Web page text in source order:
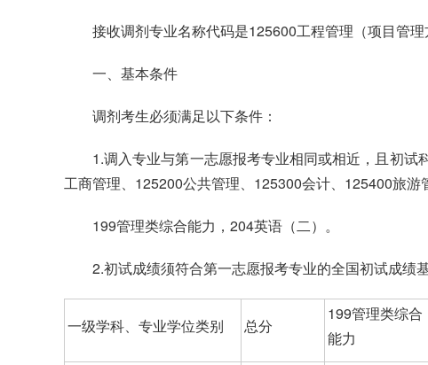
接收调剂专业名称代码是125600工程管理（项目管
一、基本条件
调剂考生必须满足以下条件：
1.调入专业与第一志愿报考专业相同或相近，且初
工商管理、125200公共管理、125300会计、125400旅
199管理类综合能力，204英语（二）。
2.初试成绩须符合第一志愿报考专业的全国初试成绩
一级学科、专业学位类别 总分
199管理类综合
能力